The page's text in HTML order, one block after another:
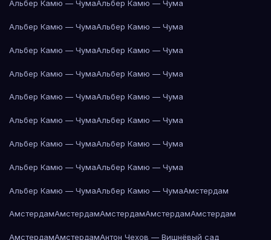
Альбер Камю — ЧумаАльбер Камю — Чума
Альбер Камю — ЧумаАльбер Камю — Чума
Альбер Камю — ЧумаАльбер Камю — Чума
Альбер Камю — ЧумаАльбер Камю — Чума
Альбер Камю — ЧумаАльбер Камю — Чума
Альбер Камю — ЧумаАльбер Камю — Чума
Альбер Камю — ЧумаАльбер Камю — Чума
Альбер Камю — ЧумаАльбер Камю — Чума
Альбер Камю — ЧумаАльбер Камю — ЧумаАмстердам
АмстердамАмстердамАмстердамАмстердамАмстердам
АмстердамАмстердамАнтон Чехов — Вишнёвый сад